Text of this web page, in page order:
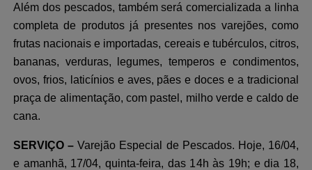
Além dos pescados, também será comercializada a linha
completa de produtos já presentes nos varejões, como
frutas nacionais e importadas, cereais e tubérculos, citros,
bananas, verduras, legumes, temperos e condimentos,
ovos, frios, laticínios e aves, pães e doces e a tradicional
praça de alimentação, com pastel, milho verde e caldo de
cana.
SERVIÇO – Varejão Especial de Pescados. Hoje, 16/04,
e amanhã, 17/04, quinta-feira, das 14h às 19h; e dia 18,